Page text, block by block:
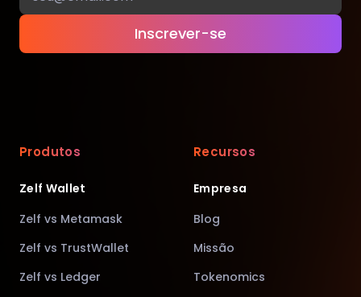
Inscrever-se
Produtos
Zelf Wallet
Zelf vs Metamask
Zelf vs TrustWallet
Zelf vs Ledger
Recursos
Empresa
Blog
Missão
Tokenomics